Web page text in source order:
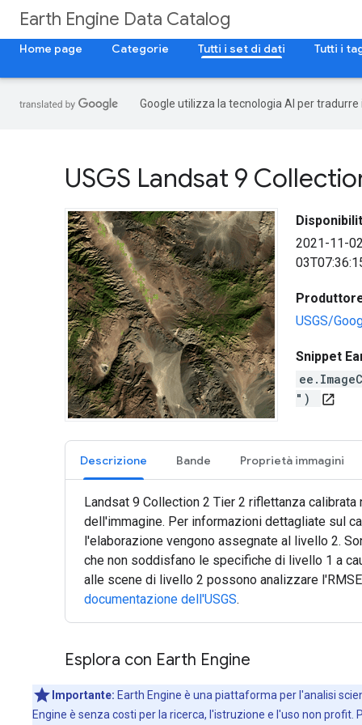
Earth Engine Data Catalog
Home page Categorie Tutti i set di dati Tutti i
Google utilizza la tecnologia AI per
USGS Landsat 9
2021-11-
USGS/
Snippet
")
open_in_new
Descrizione Bande Proprietà immagini
Landsat 9 Collection 2 Tier 2 riflettanza
dell'immagine. Per informazioni dettagliate sul
l'elaborazione vengono assegnate al livello 2.
che non soddisfano le specifiche di livello 1 a
alle scene di livello 2 possono analizzare
documentazione dell'USGS.
Esplora con Earth Engine
Importante: Earth Engine è una piattaforma per l'analisi
Engine è senza costi per la ricerca, l'istruzione e l'uso non profit.